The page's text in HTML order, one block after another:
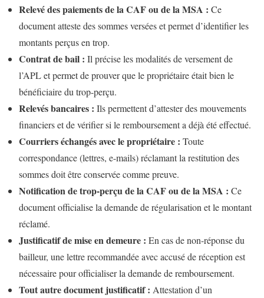
Relevé des paiements de la CAF ou de la MSA : Ce
document atteste des sommes versées et permet d’identifier les
montants perçus en trop.
Contrat de bail : Il précise les modalités de versement de
l’APL et permet de prouver que le propriétaire était bien le
bénéficiaire du trop-perçu.
Relevés bancaires : Ils permettent d’attester des mouvements
financiers et de vérifier si le remboursement a déjà été effectué.
Courriers échangés avec le propriétaire : Toute
correspondance (lettres, e-mails) réclamant la restitution des
sommes doit être conservée comme preuve.
Notification de trop-perçu de la CAF ou de la MSA : Ce
document officialise la demande de régularisation et le montant
réclamé.
Justificatif de mise en demeure : En cas de non-réponse du
bailleur, une lettre recommandée avec accusé de réception est
nécessaire pour officialiser la demande de remboursement.
Tout autre document justificatif : Attestation d’un